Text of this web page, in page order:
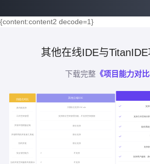
{content:content2 decode=1}
其他在线IDE与
下载完整《项目能力对比